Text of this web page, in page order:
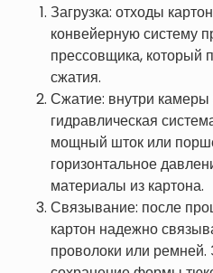
Загрузка: отходы
конвейерную систему
прессовщика, который
сжатия.
Сжатие: внутри камеры
гидравлическая
мощный шток или
горизонтальное
материалы из картона.
Связывание: после
картон надежно
проволоки или ремней.